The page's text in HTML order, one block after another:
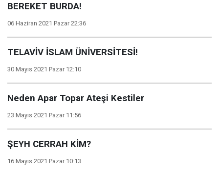
BEREKET BURDA!
06 Haziran 2021 Pazar 22:36
TELAVİV İSLAM ÜNİVERSİTESİ!
30 Mayıs 2021 Pazar 12:10
Neden Apar Topar Ateşi Kestiler
23 Mayıs 2021 Pazar 11:56
ŞEYH CERRAH KİM?
16 Mayıs 2021 Pazar 10:13